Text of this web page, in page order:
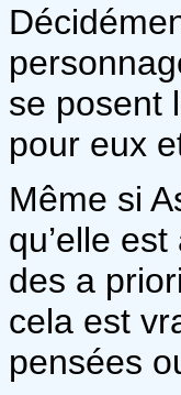
se posent
pour eux
Même si
qu’elle
des a
cela est
pensées